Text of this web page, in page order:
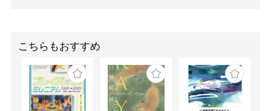
こちらもおすすめ